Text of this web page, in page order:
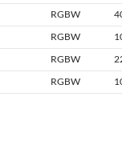
RGBW
RGBW
RGBW
RGBW